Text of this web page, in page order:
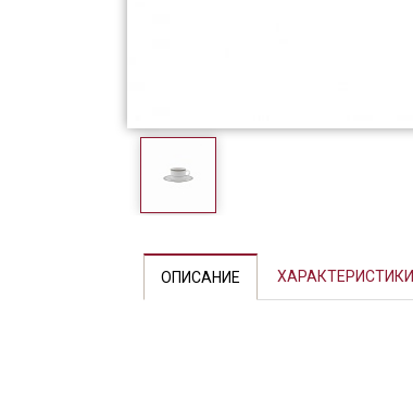
ОПИСАНИЕ ХАРАКТЕРИСТИКИ